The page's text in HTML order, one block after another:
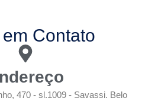
Contato
470 - sl.1009 - Savassi. Belo